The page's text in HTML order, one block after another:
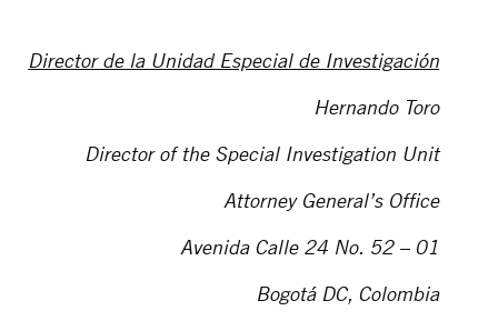
Director de la Unidad Especial de Investigación
Hernando Toro
Director of the Special Investigation Unit
Attorney General’s Office
Avenida Calle 24 No. 52 – 01
Bogotá DC, Colombia